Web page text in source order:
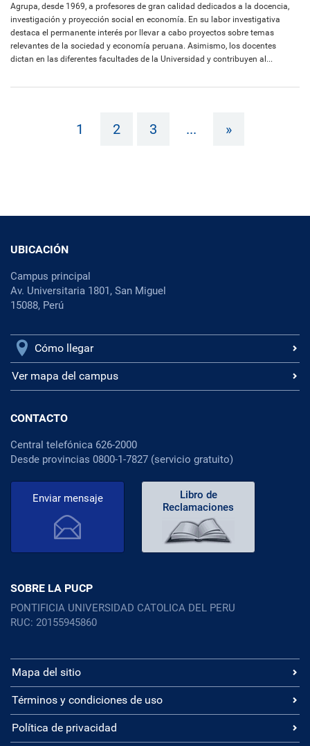
Agrupa, desde 1969, a profesores de gran calidad dedicados a la docencia,
investigación y proyección social en economía. En su labor investigativa
destaca el permanente interés por llevar a cabo proyectos sobre temas
relevantes de la sociedad y economía peruana. Asimismo, los docentes
dictan en las diferentes facultades de la Universidad y contribuyen al...
1 2 3 ... »
UBICACIÓN
Campus principal
Av. Universitaria 1801, San Miguel
15088, Perú
Cómo llegar
Ver mapa del campus
CONTACTO
Central telefónica 626-2000
Desde provincias 0800-1-7827 (servicio gratuito)
Enviar mensaje
Libro de
Reclamaciones
SOBRE LA PUCP
PONTIFICIA UNIVERSIDAD CATOLICA DEL PERU
RUC: 20155945860
Mapa del sitio
Términos y condiciones de uso
Política de privacidad